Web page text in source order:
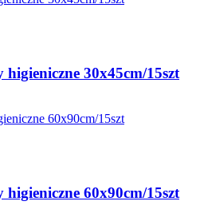
30x45cm/15szt
60x90cm/15szt